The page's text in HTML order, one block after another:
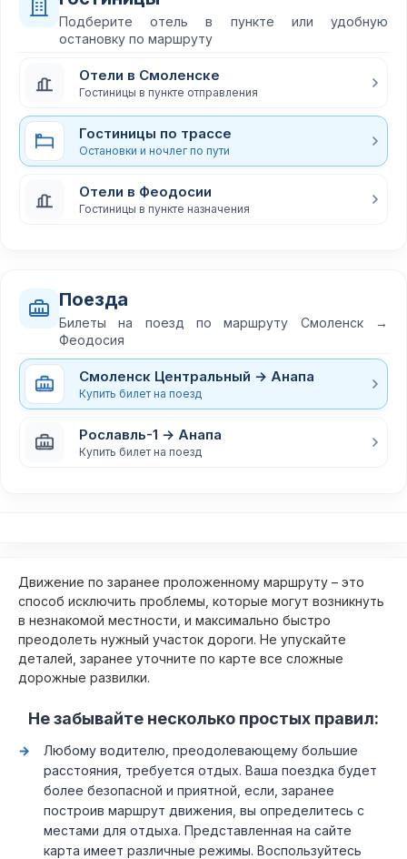
Подберите отель в пункте или удобную
остановку по маршруту
Отели в Смоленске
Гостиницы в пункте отправления
Гостиницы по трассе
Остановки и ночлег по пути
Отели в Феодосии
Гостиницы в пункте назначения
Поезда
Билеты на поезд по маршруту Смоленск →
Феодосия
Смоленск Центральный → Анапа
Купить билет на поезд
Рославль-1 → Анапа
Купить билет на поезд
Движение по заранее проложенному маршруту – это
способ исключить проблемы, которые могут возникнуть
в незнакомой местности, и максимально быстро
преодолеть нужный участок дороги. Не упускайте
деталей, заранее уточните по карте все сложные
дорожные развилки.
Не забывайте несколько простых правил:
Любому водителю, преодолевающему большие
расстояния, требуется отдых. Ваша поездка будет
более безопасной и приятной, если, заранее
построив маршрут движения, вы определитесь с
местами для отдыха. Представленная на сайте
карта имеет различные режимы. Воспользуйтесь